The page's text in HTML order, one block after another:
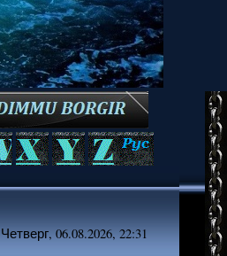
Четверг, 06.08.2026, 22:31